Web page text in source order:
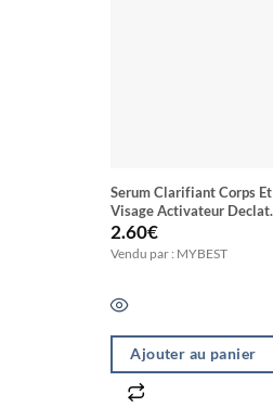
Serum Clarifiant Corps Et
Visage Activateur Declat
Anti Taches Anti Vergeture
Nutrition Intense Au
Glutathione
2.60€
Vendu par : MYBEST
Ajouter au panier